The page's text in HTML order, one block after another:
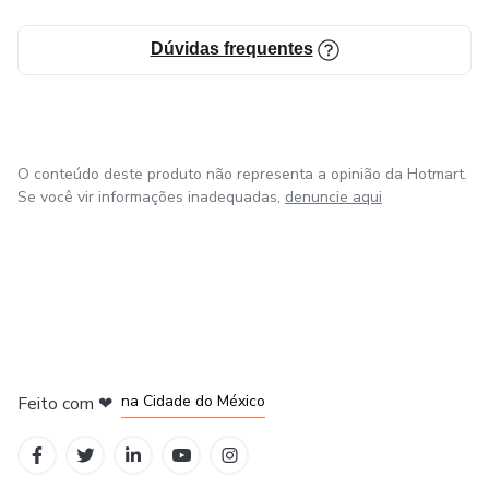
Psíquico, Energético, Social e Espiritual
Tendo ainda participado de diversos retiros, encontros e
Dúvidas frequentes
O conteúdo deste produto não representa a opinião da Hotmart.
Se você vir informações inadequadas, denuncie aqui
Feito com ❤ na Cidade do México